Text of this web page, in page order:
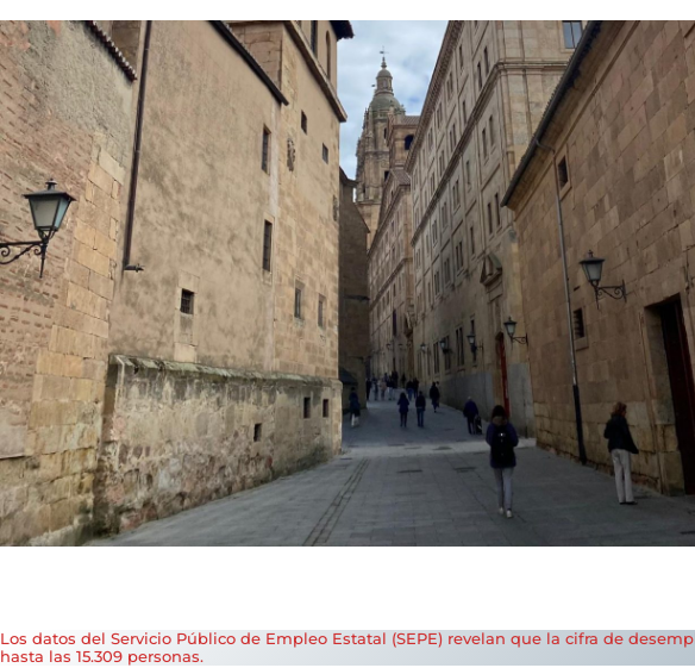
Los datos del Servicio Público de Empleo Estatal (SEPE) revelan que la cifra de
hasta las 15.309 personas.